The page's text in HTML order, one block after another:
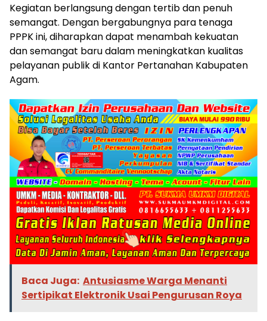
Kegiatan berlangsung dengan tertib dan penuh
semangat. Dengan bergabungnya para tenaga
PPPK ini, diharapkan dapat menambah kekuatan
dan semangat baru dalam meningkatkan kualitas
pelayanan publik di Kantor Pertanahan Kabupaten
Agam.
Baca Juga: Antusiasme Warga Menanti
Sertipikat Elektronik Usai Pengurusan Roya